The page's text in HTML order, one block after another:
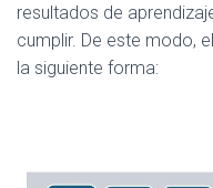
resultados de
cumplir. De este modo,
la siguiente forma: